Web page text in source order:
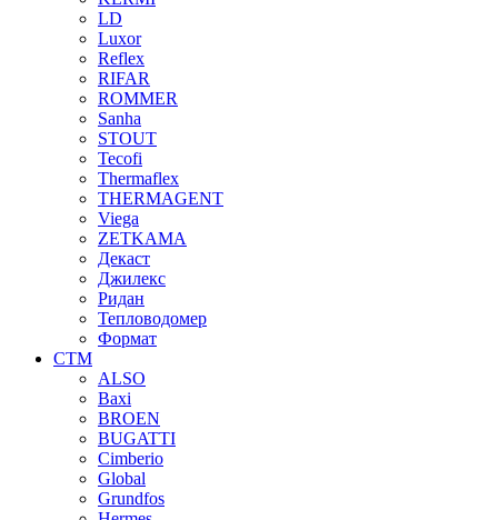
LD
Luxor
Reflex
RIFAR
ROMMER
Sanha
STOUT
Tecofi
Thermaflex
THERMAGENT
Viega
ZETKAMA
Декаст
Джилекс
Ридан
Тепловодомер
Формат
СТМ
ALSO
Baxi
BROEN
BUGATTI
Cimberio
Global
Grundfos